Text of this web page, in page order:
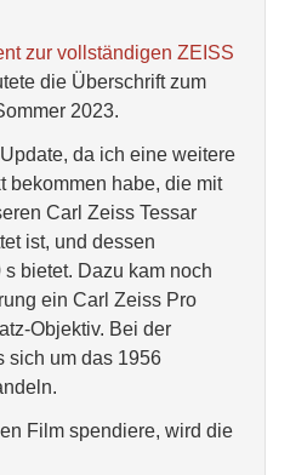
zur vollständigen ZEISS
die Überschrift zum
2023.
da ich eine weitere
bekommen habe, die mit
Carl Zeiss Tessar
ist, und dessen
bietet. Dazu kam noch
ein Carl Zeiss Pro
Objektiv. Bei der
sich um das 1956
Film spendiere, wird die